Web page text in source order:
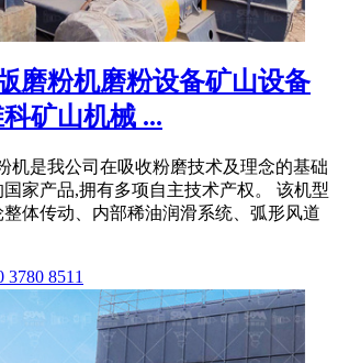
磨粉机磨粉设备矿山设备
矿山机械 ...
机是我公司在吸收粉磨技术及理念的基础
国家产品,拥有多项自主技术产权。 该机型
体传动、内部稀油润滑系统、弧形风道
8511